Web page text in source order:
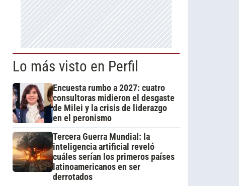
Lo más visto en Perfil
Encuesta rumbo a 2027: cuatro
consultoras midieron el desgaste
de Milei y la crisis de liderazgo
en el peronismo
Tercera Guerra Mundial: la
inteligencia artificial reveló
cuáles serían los primeros países
latinoamericanos en ser
derrotados